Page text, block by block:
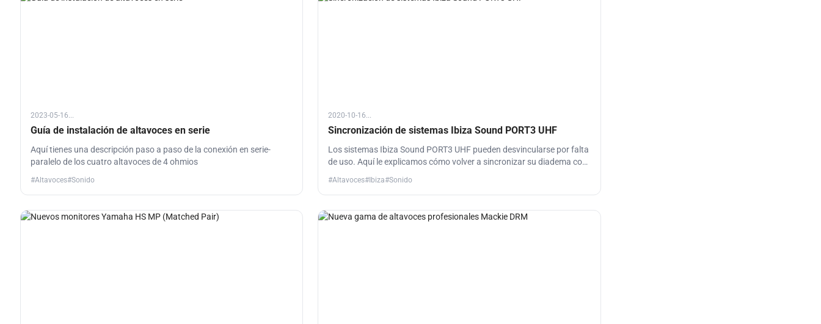
2023-05-16...
Guía de instalación de altavoces en serie
Aquí tienes una descripción paso a paso de la conexión en serie-
paralelo de los cuatro altavoces de 4 ohmios
#Altavoces#Sonido
2020-10-16...
Sincronización de sistemas Ibiza Sound PORT3 UHF
Los sistemas Ibiza Sound PORT3 UHF pueden desvincularse por falta
de uso. Aquí le explicamos cómo volver a sincronizar su diadema con
#Altavoces#Ibiza#Sonido